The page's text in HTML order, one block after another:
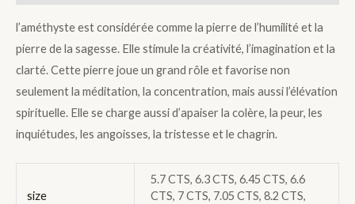
l’améthyste est considérée comme la pierre de l’humilité et la
pierre de la sagesse. Elle stimule la créativité, l’imagination et la
clarté. Cette pierre joue un grand rôle et favorise non
seulement la méditation, la concentration, mais aussi l’élévation
spirituelle. Elle se charge aussi d’apaiser la colère, la peur, les
inquiétudes, les angoisses, la tristesse et le chagrin.
size
5.7 CTS, 6.3 CTS, 6.45 CTS, 6.6
CTS, 7 CTS, 7.05 CTS, 8.2 CTS,